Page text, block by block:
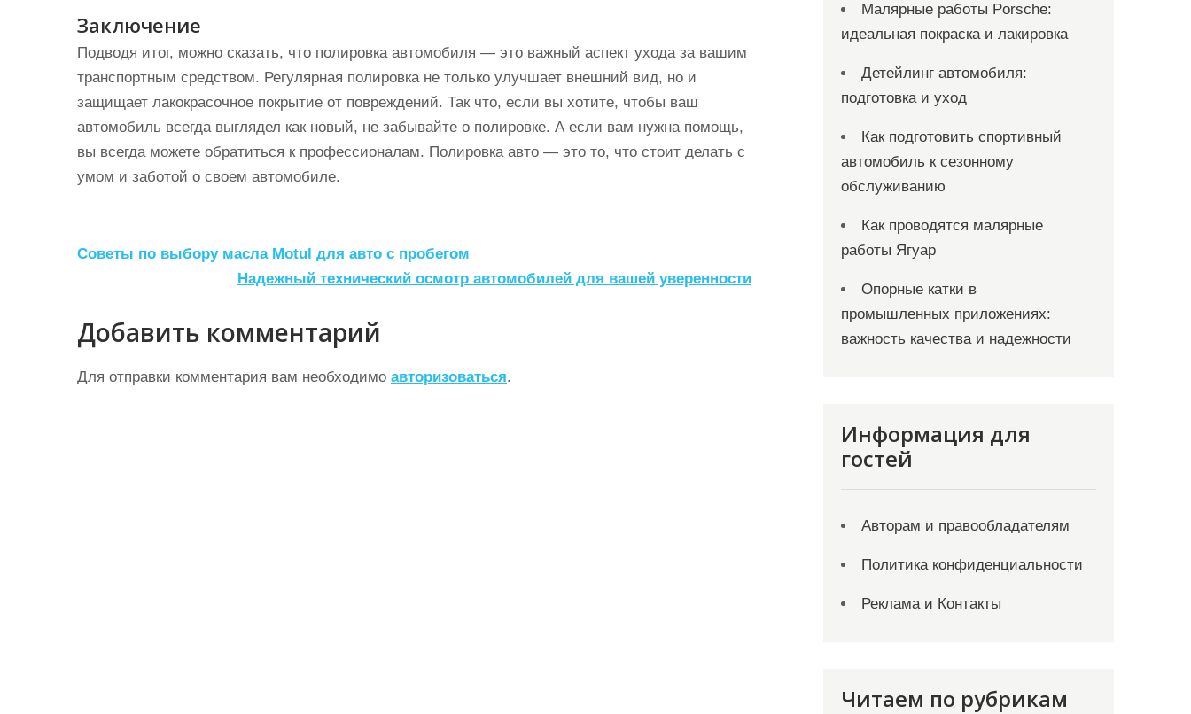
Заключение
Подводя итог, можно сказать, что полировка автомобиля — это важный аспект ухода за вашим
транспортным средством. Регулярная полировка не только улучшает внешний вид, но и
защищает лакокрасочное покрытие от повреждений. Так что, если вы хотите, чтобы ваш
автомобиль всегда выглядел как новый, не забывайте о полировке. А если вам нужна помощь,
вы всегда можете обратиться к профессионалам. Полировка авто — это то, что стоит делать с
умом и заботой о своем автомобиле.
Н
в
и
г
Советы по выбору масла Motul для авто с пробегом
Надежный технический осмотр автомобилей для вашей уверенности
Добавить комментарий
Для отправки комментария вам необходимо авторизоваться.
Малярные работы Porsche:
идеальная покраска и лакировка
Детейлинг автомобиля:
подготовка и уход
Как подготовить спортивный
автомобиль к сезонному
обслуживанию
Как проводятся малярные
работы Ягуар
Опорные катки в
промышленных приложениях:
важность качества и надежности
Информация для
гостей
Авторам и правообладателям
Политика конфиденциальности
Реклама и Контакты
Читаем по рубрикам